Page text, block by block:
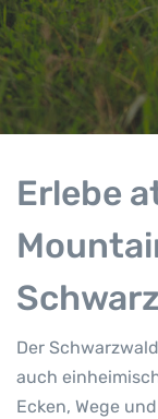
Erlebe
Der
auch
Ecken, Wege